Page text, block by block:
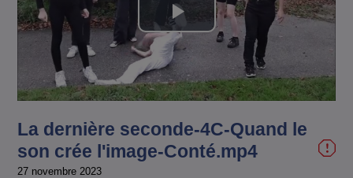
Lire
la
vidéo
La dernière seconde-4C-Quand le
son crée l'image-Conté.mp4
27 novembre 2023